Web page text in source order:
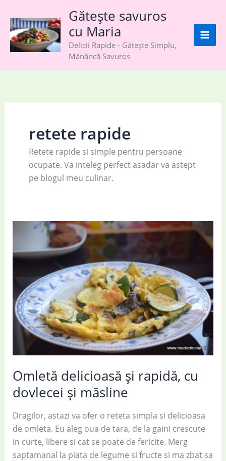
content
Gătește savuros
cu Maria
Delicii Rapide - Gătește Simplu,
Mănâncă Savuros
retete rapide
Retete rapide si simple pentru persoane
ocupate. Va inteleg perfect asadar va astept
pe blogul meu culinar.
Omletă delicioasă și rapidă, cu
dovlecei și măsline
Dragilor, astazi va ofer o reteta simpla si delicioasa
de omleta. Eu aleg oua de tara, de la gaini crescute
in curte, libere si cat se poate de fericite. Merg
saptamanal la piata de legume si fructe si ma zbat sa